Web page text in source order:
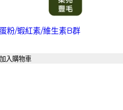
粉/蝦紅素/維生素B群
加入購物車